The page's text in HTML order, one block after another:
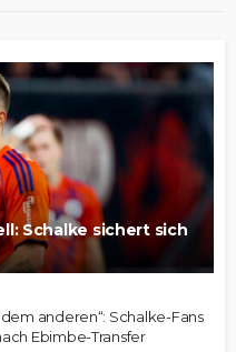
Schalke sichert sich
dem anderen“: Schalke-Fans
Ebimbe-Transfer